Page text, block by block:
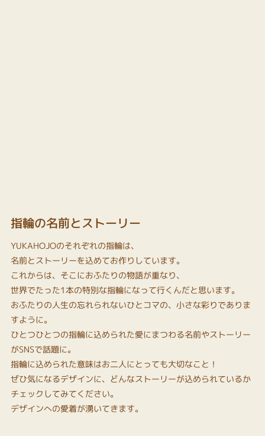
指輪の名前とストーリー
YUKAHOJOのそれぞれの指輪は、
名前とストーリーを込めてお作りしています。
これからは、そこにおふたりの物語が重なり、
世界でたった1本の特別な指輪になって行くんだと思います。
おふたりの人生の忘れられないひとコマの、小さな彩りでありま
すように。
ひとつひとつの指輪に込められた愛にまつわる名前やストーリー
がSNSで話題に。
指輪に込められた意味はお二人にとっても大切なこと！
ぜひ気になるデザインに、どんなストーリーが込められているか
チェックしてみてください。
デザインへの愛着が湧いてきます。